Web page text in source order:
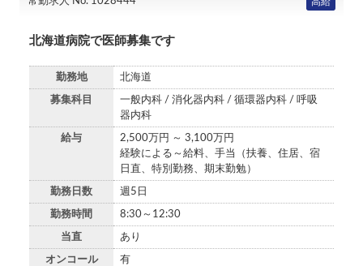
北海道病院で医師募集です
勤務地 北海道
募集科目
一般内科 / 消化器内科 / 循環器内科 / 呼吸
器内科
給与
2,500万円 ～ 3,100万円
経験による～給料、手当（扶養、住居、宿
日直、特別勤務、期末勤勉）
勤務日数 週5日
勤務時間 8:30～12:30
当直 あり
オンコール 有